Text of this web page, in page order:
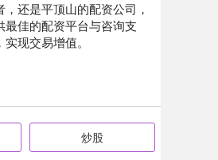
还是平顶山的配资公司，
最佳的配资平台与咨询支
现交易增值。
炒股